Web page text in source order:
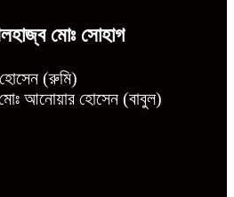
মোঃ সোহাগ
(রুমি)
আনোয়ার হোসেন (বাবুল)